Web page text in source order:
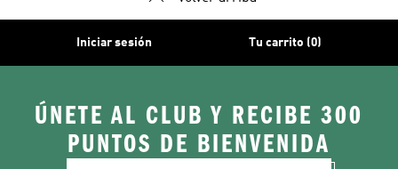
Iniciar sesión Tu carrito (0)
ÚNETE AL CLUB Y RECIBE 300
PUNTOS DE BIENVENIDA